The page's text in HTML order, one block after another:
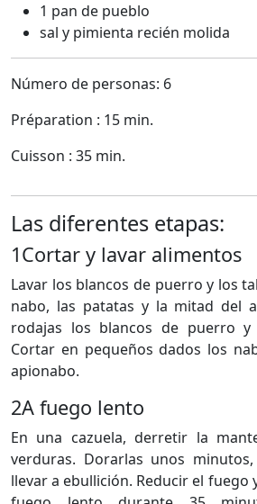
1 pan de pueblo
sal y pimienta recién molida
Número de personas: 6
Préparation : 15 min.
Cuisson : 35 min.
Las diferentes etapas:
1Cortar y lavar alimentos
Lavar los blancos de puerro y los
nabo, las patatas y la mitad del
rodajas los blancos de puerro
Cortar en pequeños dados los
apionabo.
2A fuego lento
En una cazuela, derretir la
verduras. Dorarlas unos
llevar a ebullición. Reducir el fuego